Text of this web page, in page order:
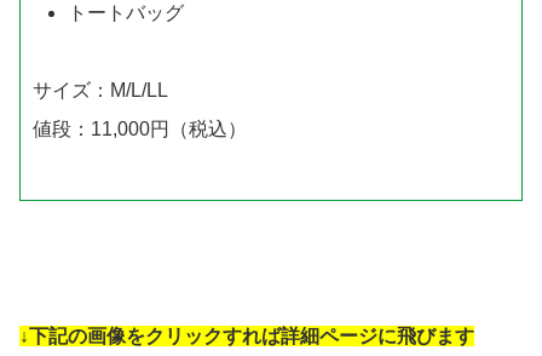
トートバッグ
サイズ：M/L/LL
値段：11,000円（税込）
↓下記の画像をクリックすれば詳細ページに飛びます